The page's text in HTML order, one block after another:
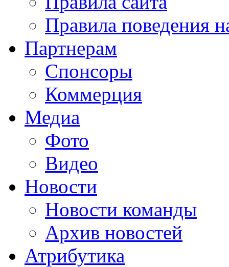
Правила поведения
Партнерам
Спонсоры
Коммерция
Медиа
Фото
Видео
Новости
Новости команды
Архив новостей
Атрибутика